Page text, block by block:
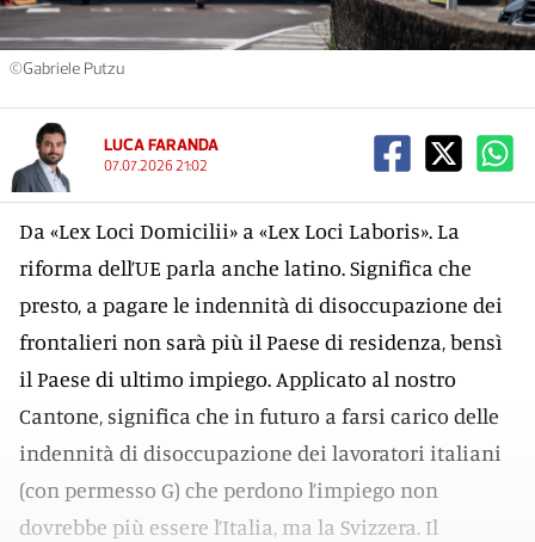
©Gabriele Putzu
LUCA FARANDA
07.07.2026 21:02
Da «Lex Loci Domicilii» a «Lex Loci Laboris». La
riforma dell’UE parla anche latino. Significa che
presto, a pagare le indennità di disoccupazione dei
frontalieri non sarà più il Paese di residenza, bensì
il Paese di ultimo impiego. Applicato al nostro
Cantone, significa che in futuro a farsi carico delle
indennità di disoccupazione dei lavoratori italiani
(con permesso G) che perdono l’impiego non
dovrebbe più essere l’Italia, ma la Svizzera. Il